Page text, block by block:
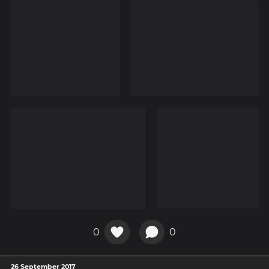
0 0
26 September 2017